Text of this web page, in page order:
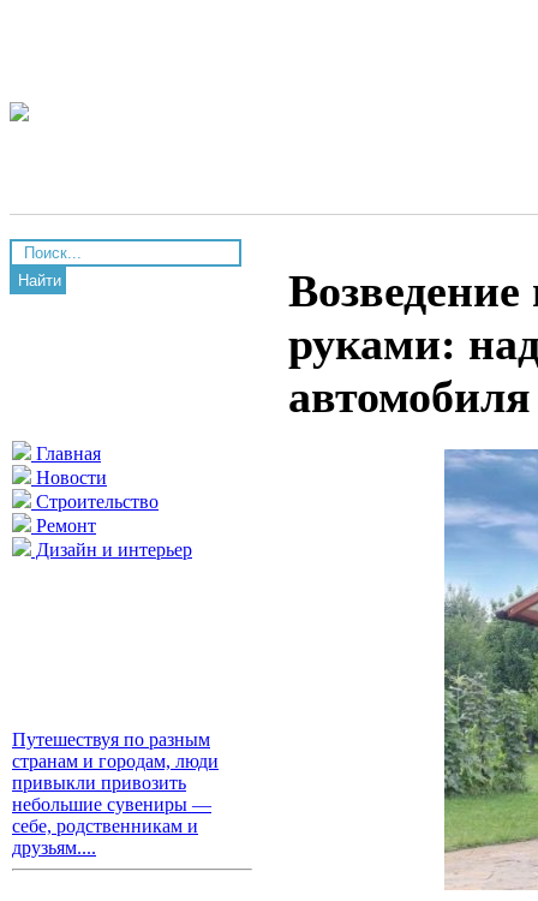
Найти
Главная
Новости
Строительство
Ремонт
Дизайн и интерьер
Путешествуя по разным
странам и городам, люди
привыкли привозить
небольшие сувениры —
себе, родственникам и
друзьям....
руками:
автомобиля